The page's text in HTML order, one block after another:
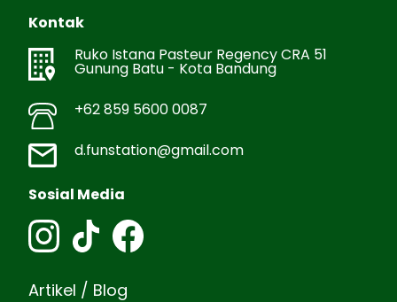
Kontak
Ruko Istana Pasteur Regency CRA 51
Gunung Batu - Kota Bandung
+62 859 5600 0087
d.funstation@gmail.com
Sosial Media
Artikel / Blog